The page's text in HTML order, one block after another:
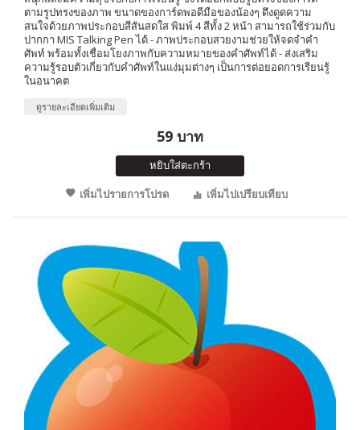
ตามรูปทรงของภาพ ขนาดของการ์ดพอดีมือของน้องๆ ดึงดูดความ
สนใจด้วยภาพประกอบสีสันสดใส พิมพ์ 4 สีทั้ง 2 หน้า สามารถใช้ร่วมกับ
ปากกา MIS Talking Pen ได้ - ภาพประกอบสวยงามช่วยให้จดจำคำ
ศัพท์ พร้อมทั้งเชื่อมโยงภาพกับความหมายของคำศัพท์ได้ - ส่งเสริม
ความรู้รอบตัวเกี่ยวกับคำศัพท์ในแง่มุมต่างๆ เป็นการต่อยอดการเรียนรู้
ในอนาคต
ดูรายละเอียดเพิ่มเติม
59 บาท
หยิบใส่ตะกร้า
เพิ่มไปรายการโปรด
เพิ่มไปเปรียบเทียบ